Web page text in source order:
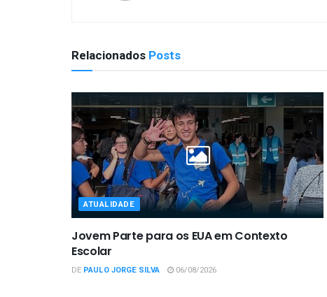
Relacionados Posts
ATUALIDADE
Jovem Parte para os EUA em Contexto
Escolar
DE PAULO JORGE SILVA 06/08/2026